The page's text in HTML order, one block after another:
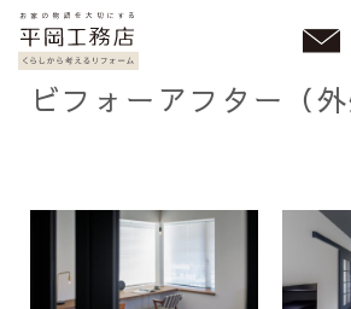
ビフォーアフター（外